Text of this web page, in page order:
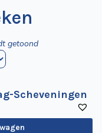
getoondGesorteerd
Scheveningen